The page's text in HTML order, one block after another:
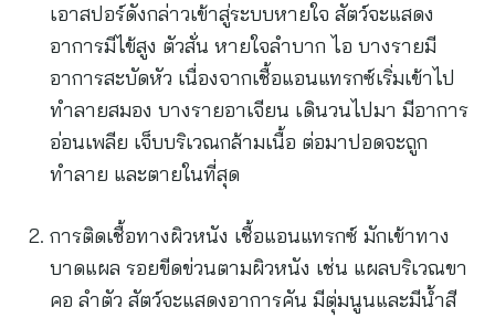
เอาสปอร์ดังกล่าวเข้าสู่ระบบหายใจ สัตว์จะแสดง
อาการมีไข้สูง ตัวสั่น หายใจลำบาก ไอ บางรายมี
อาการสะบัดหัว เนื่องจากเชื้อแอนแทรกซ์เริ่มเข้าไป
ทำลายสมอง บางรายอาเจียน เดินวนไปมา มีอาการ
อ่อนเพลีย เจ็บบริเวณกล้ามเนื้อ ต่อมาปอดจะถูก
ทำลาย และตายในที่สุด
การติดเชื้อทางผิวหนัง เชื้อแอนแทรกซ์ มักเข้าทาง
บาดแผล รอยขีดข่วนตามผิวหนัง เช่น แผลบริเวณขา
คอ ลำตัว สัตว์จะแสดงอาการคัน มีตุ่มนูนและมีน้ำสี